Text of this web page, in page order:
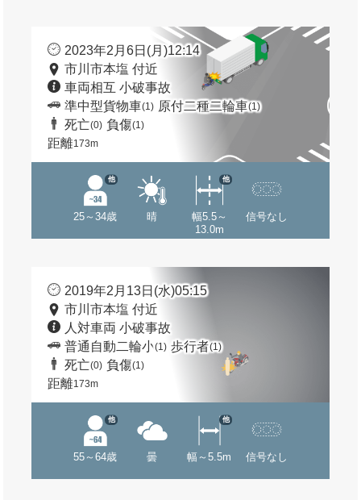
2023年2月6日(月)12:14
市川市本塩 付近
車両相互 小破事故
準中型貨物車(1) 原付二種二輪車(1)
死亡(0) 負傷(1)
距離173m
25～34歳
他
晴
幅5.5～
13.0m
他
信号なし
2019年2月13日(水)05:15
市川市本塩 付近
人対車両 小破事故
普通自動二輪小(1) 歩行者(1)
死亡(0) 負傷(1)
距離173m
55～64歳
他
曇 幅～5.5m
他
信号なし